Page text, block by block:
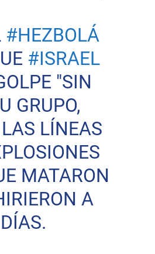
#HEZBOLÁ
#ISRAEL
"SIN
GRUPO,
LÍNEAS
MATARON
A